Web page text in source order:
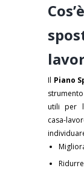
Il Piano
utili per
casa-